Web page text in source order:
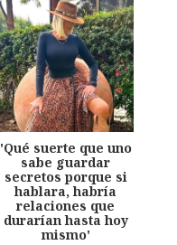
'Qué suerte que uno
sabe guardar
secretos porque si
hablara, habría
relaciones que
durarían hasta hoy
mismo'